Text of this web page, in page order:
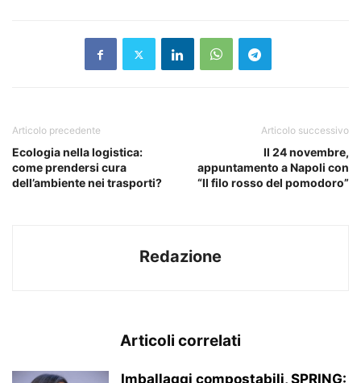
Articolo precedente
Ecologia nella logistica:
come prendersi cura
dell’ambiente nei trasporti?
Articolo successivo
Il 24 novembre,
appuntamento a Napoli con
“Il filo rosso del pomodoro”
Redazione
Articoli correlati
Imballaggi compostabili, SPRING: